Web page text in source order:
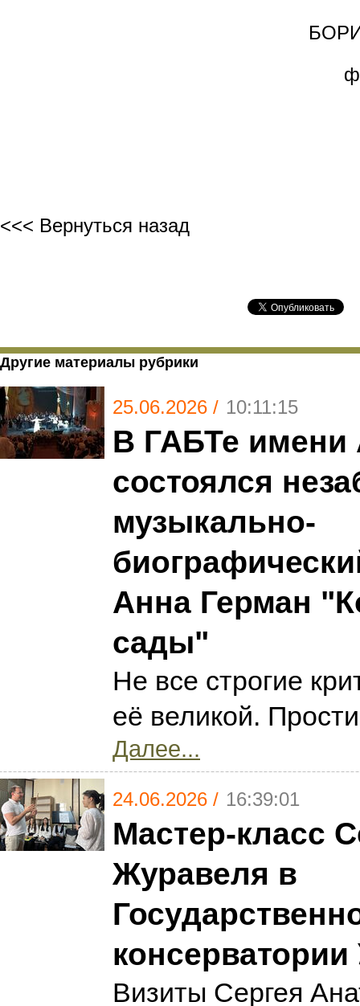
<<< Вернуться назад
Другие материалы рубрики
25.06.2026 / 10:11:15
В ГАБТе имени
состоялся
музыкально-
Анна Герман
сады"
Не все строгие
её великой.
Далее...
24.06.2026 / 16:39:01
Мастер-класс
Журавеля в
консерватории
Визиты Сергея